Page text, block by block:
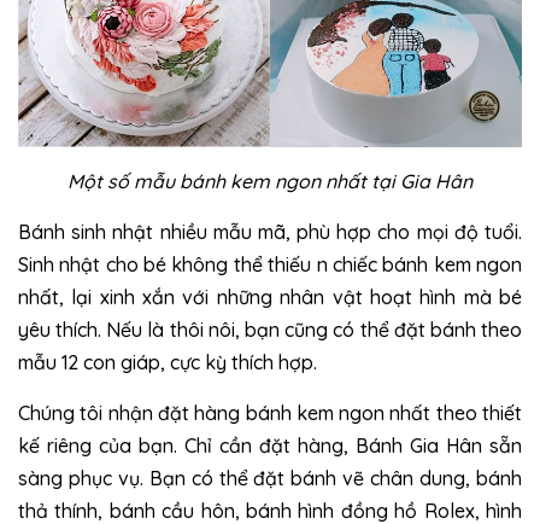
Một số mẫu bánh kem ngon nhất tại Gia Hân
Bánh sinh nhật nhiều mẫu mã, phù hợp cho mọi độ tuổi.
Sinh nhật cho bé không thể thiếu n chiếc bánh kem ngon
nhất, lại xinh xắn với những nhân vật hoạt hình mà bé
yêu thích. Nếu là thôi nôi, bạn cũng có thể đặt bánh theo
mẫu 12 con giáp, cực kỳ thích hợp.
Chúng tôi nhận đặt hàng bánh kem ngon nhất theo thiết
kế riêng của bạn. Chỉ cần đặt hàng, Bánh Gia Hân sẵn
sàng phục vụ. Bạn có thể đặt bánh vẽ chân dung, bánh
thả thính, bánh cầu hôn, bánh hình đồng hồ Rolex, hình